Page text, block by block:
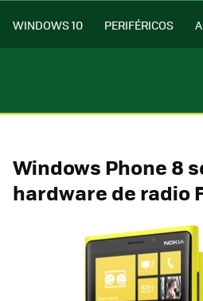
WINDOWS 10 PERIFÉRICOS
Windows Phone 8
hardware de radio